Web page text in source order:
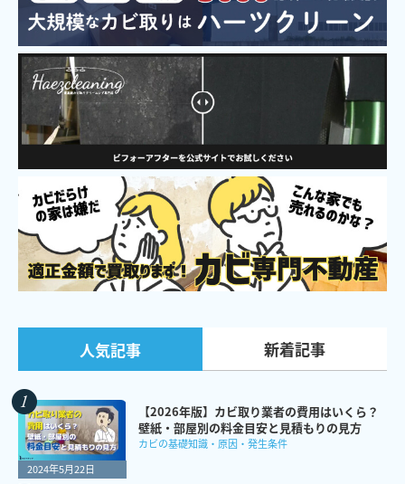
人気記事 新着記事
2024年5月22日
【2026年版】カビ取り業者の費用はいくら？
壁紙・部屋別の料金目安と見積もりの見方
カビの基礎知識・原因・発生条件